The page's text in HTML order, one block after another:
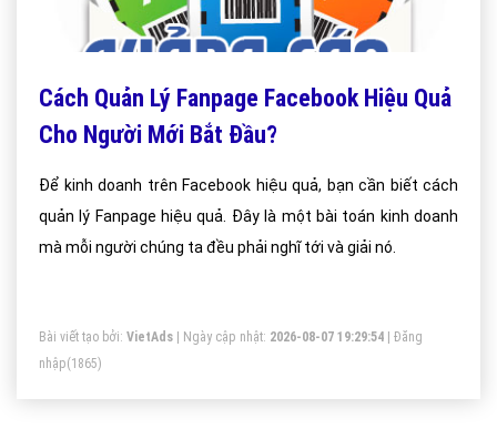
Cách Quản Lý Fanpage Facebook Hiệu Quả
Cho Người Mới Bắt Đầu?
Để kinh doanh trên Facebook hiệu quả, bạn cần biết cách
quản lý Fanpage hiệu quả. Đây là một bài toán kinh doanh
mà mỗi người chúng ta đều phải nghĩ tới và giải nó.
Bài viết tạo bởi: VietAds | Ngày cập nhật: 2026-08-07 19:29:54
Đăng
nhập(1865)